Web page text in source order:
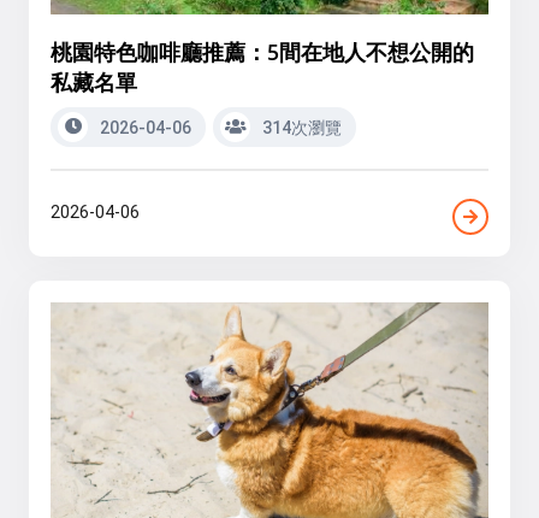
桃園特色咖啡廳推薦：5間在地人不想公開的
私藏名單
2026-04-06 314次瀏覽
2026-04-06